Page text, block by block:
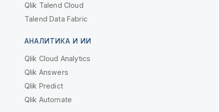
Qlik Talend Cloud
Talend Data Fabric
АНАЛИТИКА И ИИ
Qlik Cloud Analytics
Qlik Answers
Qlik Predict
Qlik Automate